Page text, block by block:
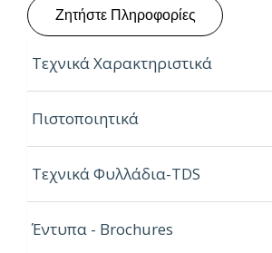
Ζητήστε Πληροφορίες
Τεχνικά Χαρακτηριστικά
Πάχος:8mm
Μήκος:4.10m
Πλάτος:0.64m (on order)
& σκέτα φύλλα φορμάικας.
Πιστοποιητικά
Τεχνικά Φυλλάδια-TDS
Έντυπα - Brochures